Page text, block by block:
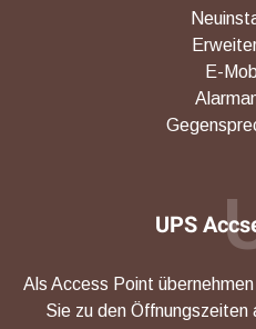
E-
UPS
Als Access Point
Sie zu den Öffnungszeiten